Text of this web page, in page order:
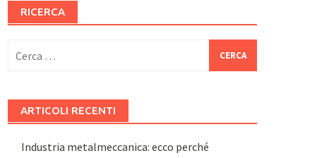
RICERCA
per:
ARTICOLI RECENTI
Industria metalmeccanica: ecco perché